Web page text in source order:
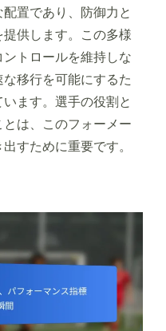
置であり、防御力と
供します。この多様
トロールを維持しな
移行を可能にするた
ます。選手の役割と
は、このフォーメー
すために重要です。